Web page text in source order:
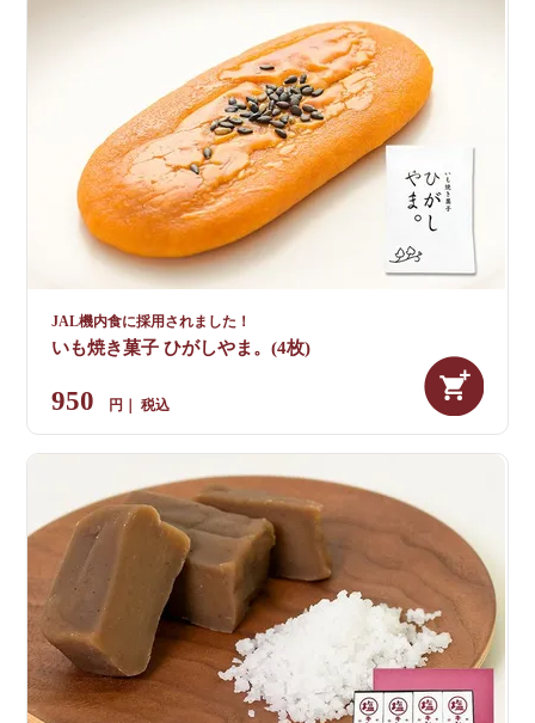
JAL機内食に採用されました！
いも焼き菓子 ひがしやま。(4枚)
950 税込